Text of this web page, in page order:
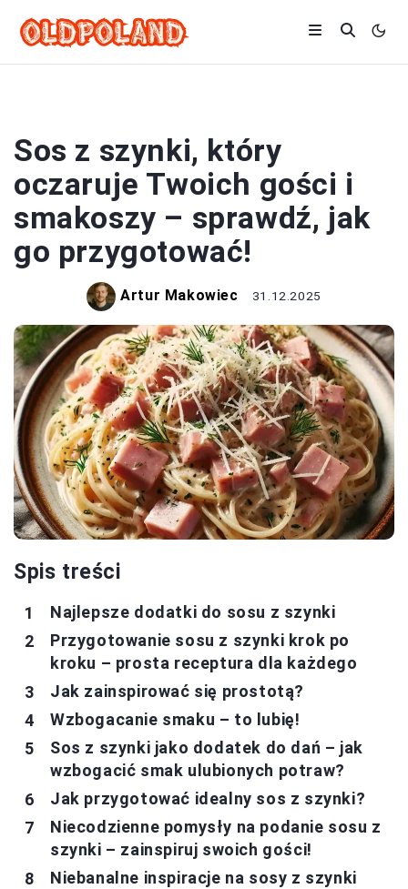
Sos z szynki, który
oczaruje Twoich gości i
smakoszy – sprawdź, jak
go przygotować!
Artur Makowiec 31.12.2025
Spis treści
Najlepsze dodatki do sosu z szynki
Przygotowanie sosu z szynki krok po
kroku – prosta receptura dla każdego
Jak zainspirować się prostotą?
Wzbogacanie smaku – to lubię!
Sos z szynki jako dodatek do dań – jak
wzbogacić smak ulubionych potraw?
Jak przygotować idealny sos z szynki?
Niecodzienne pomysły na podanie sosu z
szynki – zainspiruj swoich gości!
Niebanalne inspiracje na sosy z szynki